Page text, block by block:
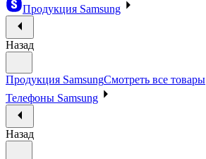
Продукция Samsung
Назад
Продукция SamsungСмотреть все товары
Телефоны Samsung
Назад